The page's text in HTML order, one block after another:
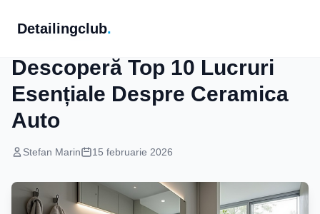
Detailingclub.
Protectie Vopsea
Descoperă Top 10 Lucruri
Esențiale Despre Ceramica
Auto
Stefan Marin 15 februarie 2026